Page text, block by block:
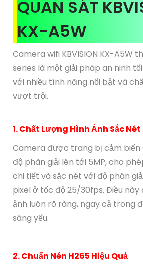
QUAN SÁT
KX-A5W
Camera wifi KBVISION KX-A5W
series là một giải pháp an ninh
với nhiều tính năng nổi bật và
vượt trội.
1. Chất Lượng Hình Ảnh Sắc Nét
Camera được trang bị cảm biến
độ phân giải lên tới 5MP, cho
chi tiết và sắc nét với độ phân
pixel ở tốc độ 25/30fps. Điều này
ảnh luôn rõ ràng, ngay cả trong
sáng yếu.
2. Chuẩn Nén H265 Hiệu Quả